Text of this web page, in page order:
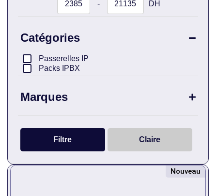
Minimum Price
- Maximum Price
DH
Catégories
Passerelles IP
Packs IPBX
Marques
Filtre Claire
Nouveau